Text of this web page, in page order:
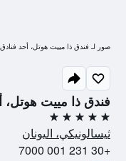
فندق ذا مييت هوتل،
5 نجوم
ثيسالونيكي، اليونان
+30 231 001 7000
صور لـ فندق ذا مييت هوتل، أحد فنادق